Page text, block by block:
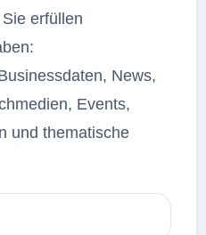
erfüllen
News,
Events,
und thematische